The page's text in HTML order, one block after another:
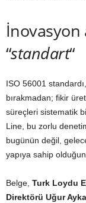
İnovasyon
“standart“
ISO 56001
bırakmadan; fikir
süreçleri sistematik
Line, bu zorlu
bugünün değil,
yapıya sahip
Belge, Turk Loydu
Direktörü Uğur